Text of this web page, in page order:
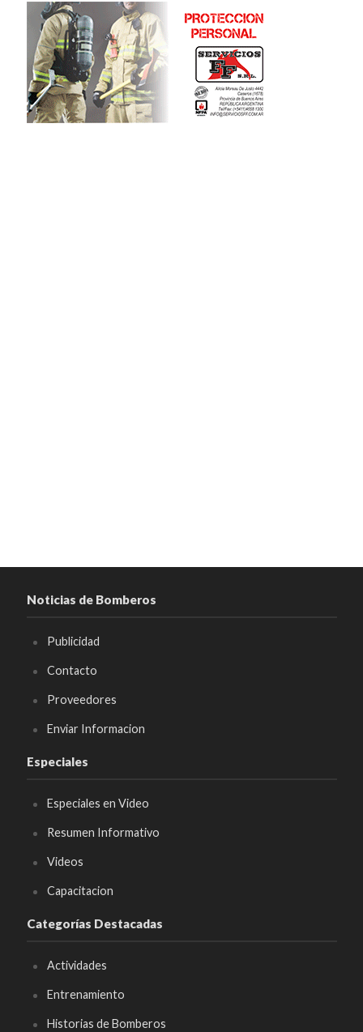
Noticias de Bomberos
Publicidad
Contacto
Proveedores
Enviar Informacion
Especiales
Especiales en Video
Resumen Informativo
Videos
Capacitacion
Categorías Destacadas
Actividades
Entrenamiento
Historias de Bomberos